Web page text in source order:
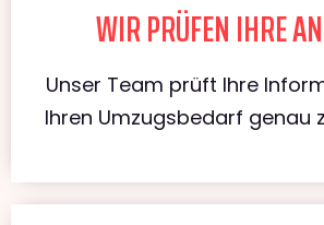
WIR PRÜFEN IHRE
Unser Team prüft Ihre
Ihren Umzugsbedarf genau